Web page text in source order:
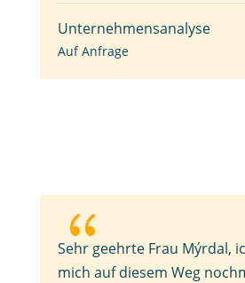
Unternehmensanalyse
Auf Anfrage
{
Sehr geehrte Frau Mýrdal,
mich auf diesem Weg